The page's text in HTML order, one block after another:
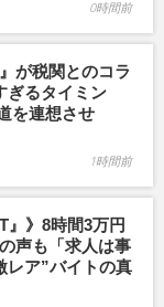
0時間前
が税関とのコラ
ぎるタイミン
を連想させ
1時間前
』》8時間3万円
声も「求人は事
レア”バイトの真